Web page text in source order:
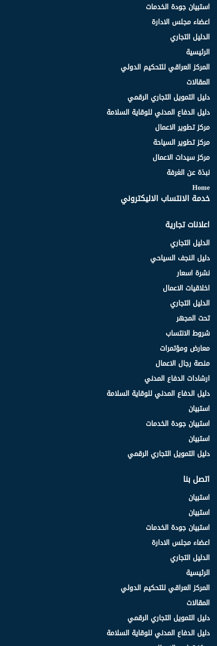
استبيان جودة الخدمات
اعضاء مجلس الادارة
الدليل التجاري
الرئيسية
المركز العراقي للتحكيم الدولي
المقالات
دليل التمويل التجاري الرقمي
دليل الدفاع المدني للوقاية السلامة
مركز تطوير الاعمال
مركز تطوير السياحة
مركز سيدات الاعمال
نبذة عن الغرفة
Home
خدمة الانتساب الاليكتروني
اعلانات تجارية
الدليل التجاري
دليل النجف السياحي
نشرة اسعار
اخلاقيات الاعمال
الدليل التجاري
تحت المجهر
شروط الانتساب
معارض ومؤتمرات
منصة رجال الاعمال
ارشادات الدفاع المدني
دليل الدفاع المدني للوقاية السلامة
استبيان
استبيان جودة الخدمات
استبيان
دليل التمويل التجاري الرقمي
اتصل بنا
استبيان
استبيان
استبيان جودة الخدمات
اعضاء مجلس الادارة
الدليل التجاري
الرئيسية
المركز العراقي للتحكيم الدولي
المقالات
دليل التمويل التجاري الرقمي
دليل الدفاع المدني للوقاية السلامة